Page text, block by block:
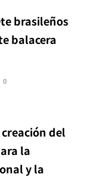
brasileños
balacera
0
del
la
y la